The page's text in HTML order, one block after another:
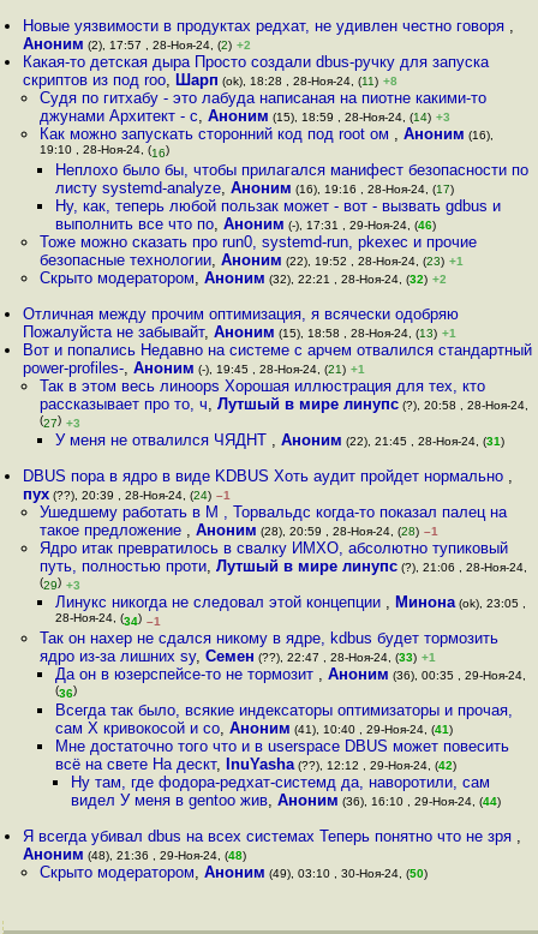
Новые уязвимости в продуктах редхат, не удивлен честно говоря ,
Аноним (2), 17:57 , 28-Ноя-24, (2) +2
Какая-то детская дыра Просто создали dbus-ручку для запуска
скриптов из под roo, Шарп (ok), 18:28 , 28-Ноя-24, (11) +8
Судя по гитхабу - это лабуда написаная на пиотне какими-то
джунами Архитект - с, Аноним (15), 18:59 , 28-Ноя-24, (14) +3
Как можно запускать сторонний код под root ом , Аноним (16),
19:10 , 28-Ноя-24, (16)
Неплохо было бы, чтобы прилагался манифест безопасности по
листу systemd-analyze, Аноним (16), 19:16 , 28-Ноя-24, (17)
Ну, как, теперь любой пользак может - вот - вызвать gdbus и
выполнить все что по, Аноним (-), 17:31 , 29-Ноя-24, (46)
Тоже можно сказать про run0, systemd-run, pkexec и прочие
безопасные технологии, Аноним (22), 19:52 , 28-Ноя-24, (23) +1
Скрыто модератором, Аноним (32), 22:21 , 28-Ноя-24, (32) +2
Отличная между прочим оптимизация, я всячески одобряю
Пожалуйста не забывайт,Аноним (15), 18:58 , 28-Ноя-24, (13) +1
Вот и попались Недавно на системе с арчем отвалился стандартный
power-profiles-,Аноним (-), 19:45 , 28-Ноя-24, (21) +1
Так в этом весь линoops Хорошая иллюстрация для тех, кто
рассказывает про то, ч, Лутшый в мире линупс(?), 20:58 , 28-Ноя-24,
(27) +3
У меня не отвалился ЧЯДНТ , Аноним (22), 21:45 , 28-Ноя-24, (31)
DBUS пора в ядро в виде KDBUS Хоть аудит пройдет нормально ,
пух (??), 20:39 , 28-Ноя-24, (24) –1
Ушедшему работать в M , Торвальдс когда-то показал палец на
такое предложение , Аноним (28), 20:59 , 28-Ноя-24, (28) –1
Ядро итак превратилось в свалку ИМХО, абсолютно тупиковый
путь, полностью проти, Лутшый в мире линупс(?), 21:06 , 28-Ноя-24,
(29) +3
Линукс никогда не следовал этой концепции , Минона(ok), 23:05 ,
28-Ноя-24, (34) –1
Так он нахер не сдался никому в ядре, kdbus будет тормозить
ядро из-за лишних sy, Семен (??), 22:47 , 28-Ноя-24, (33) +1
Да он в юзерспейсе-то не тормозит , Аноним (36), 00:35 , 29-Ноя-24,
(36)
Всегда так было, всякие индексаторы оптимизаторы и прочая,
сам X кривокосой и со, Аноним (41), 10:40 , 29-Ноя-24, (41)
Мне достаточно того что и в userspace DBUS может повесить
всё на свете На дескт, InuYasha(??), 12:12 , 29-Ноя-24, (42)
Ну там, где фодора-редхат-системд да, наворотили, сам
видел У меня в gentoo жив,Аноним (36), 16:10 , 29-Ноя-24, (44)
Я всегда убивал dbus на всех системах Теперь понятно что не зря ,
Аноним (48), 21:36 , 29-Ноя-24, (48)
Скрыто модератором, Аноним (49), 03:10 , 30-Ноя-24, (50)